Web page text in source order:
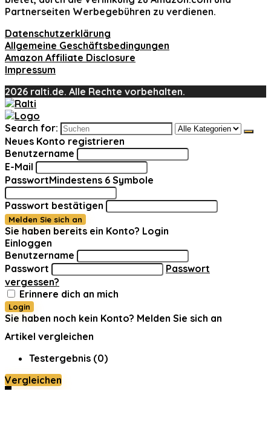
Partnerseiten Werbegebühren zu verdienen.
Datenschutzerklärung
Allgemeine Geschäftsbedingungen
Amazon Affiliate Disclosure
Impressum
2026 ralti.de. Alle Rechte vorbehalten.
Search for:
Neues Konto registrieren
Benutzername
E-Mail
PasswortMindestens 6 Symbole
Passwort bestätigen
Melden Sie sich an
Sie haben bereits ein Konto? Login
Einloggen
Benutzername
Passwort
Passwort
vergessen?
Erinnere dich an mich
Login
Sie haben noch kein Konto? Melden Sie sich an
Artikel vergleichen
Testergebnis (0)
Vergleichen
0